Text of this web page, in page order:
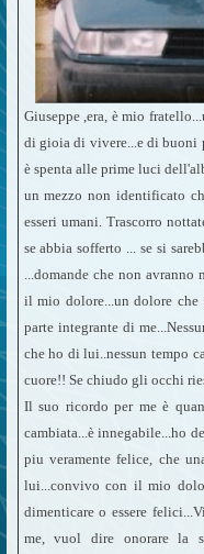
Giuseppe ,era, è mio
di gioia di vivere...e di buoni
è spenta alle prime luci
un mezzo non identificato
esseri umani. Trascorro
se abbia sofferto ... se si
...domande che non
il mio dolore...un dolore che
parte integrante di
che ho di lui..nessun tempo
cuore!! Se chiudo gli occhi
Il suo ricordo per me è
cambiata...è innegabile...ho
piu veramente felice, che
lui...convivo con il mio
dimenticare o essere
me, vuol dire onorare la